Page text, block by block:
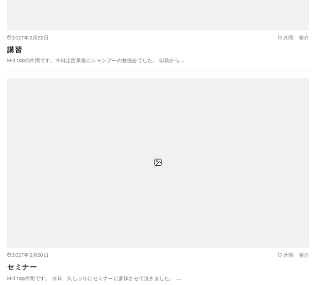
2017年2月23日 片岡 裕介
講習
Hill topの片岡です。今日は営業後にシャンプーの勉強会でした。 以前から…
2017年2月20日 片岡 裕介
セミナー
Hill top片岡です。 今日、久しぶりにセミナーに参加させて頂きました。 …